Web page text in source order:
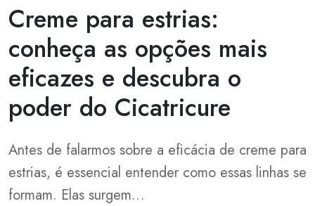
Creme para estrias:
conheça as opções mais
eficazes e descubra o
poder do Cicatricure
Antes de falarmos sobre a eficácia de creme para
estrias, é essencial entender como essas linhas se
formam. Elas surgem…